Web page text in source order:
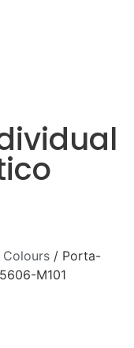
/ Porta-
M101